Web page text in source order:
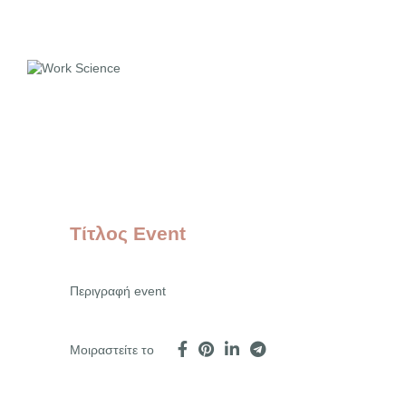
Τίτλος Event
Περιγραφή event
Μοιραστείτε το